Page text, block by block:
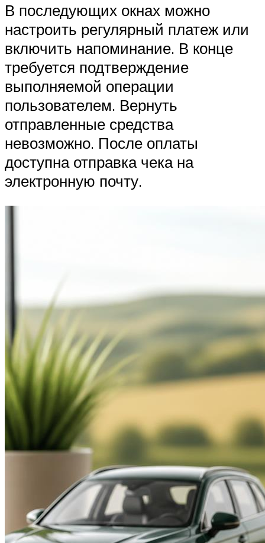
В последующих окнах можно
настроить регулярный платеж или
включить напоминание. В конце
требуется подтверждение
выполняемой операции
пользователем. Вернуть
отправленные средства
невозможно. После оплаты
доступна отправка чека на
электронную почту.